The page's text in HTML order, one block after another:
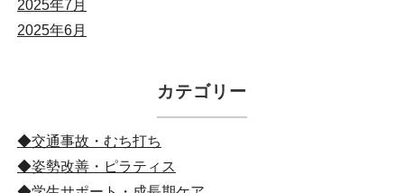
2025年7月
2025年6月
カテゴリー
◆交通事故・むち打ち
◆姿勢改善・ピラティス